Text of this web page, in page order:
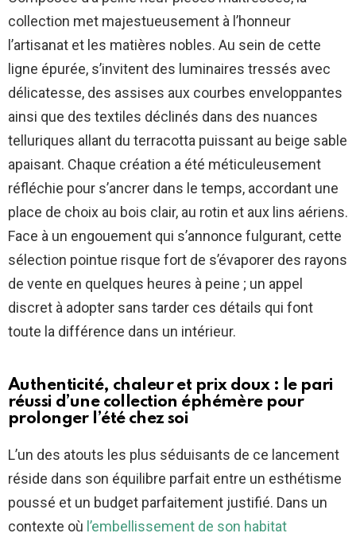
collection met majestueusement à l’honneur
l’artisanat et les matières nobles. Au sein de cette
ligne épurée, s’invitent des luminaires tressés avec
délicatesse, des assises aux courbes enveloppantes
ainsi que des textiles déclinés dans des nuances
telluriques allant du terracotta puissant au beige sable
apaisant. Chaque création a été méticuleusement
réfléchie pour s’ancrer dans le temps, accordant une
place de choix au bois clair, au rotin et aux lins aériens.
Face à un engouement qui s’annonce fulgurant, cette
sélection pointue risque fort de s’évaporer des rayons
de vente en quelques heures à peine ; un appel
discret à adopter sans tarder ces détails qui font
toute la différence dans un intérieur.
Authenticité, chaleur et prix doux : le pari
réussi d’une collection éphémère pour
prolonger l’été chez soi
L’un des atouts les plus séduisants de ce lancement
réside dans son équilibre parfait entre un esthétisme
poussé et un budget parfaitement justifié. Dans un
contexte où l’embellissement de son habitat